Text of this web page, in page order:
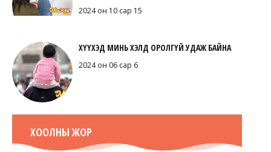
2024 он 10 сар 15
ХҮҮХЭД МИНЬ ХЭЛД ОРОЛГҮЙ УДАЖ БАЙНА
2024 он 06 сар 6
ХООЛНЫ ЖОР